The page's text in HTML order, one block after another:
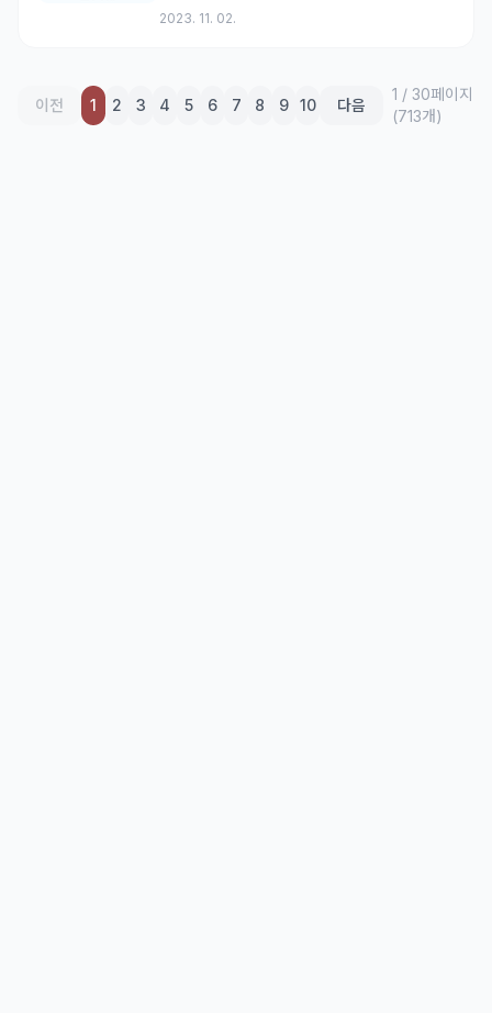
2023. 11. 02.
이전 1 2 3 4 5 6 7 8 9 10 다음
1 /30페이지
(713개)